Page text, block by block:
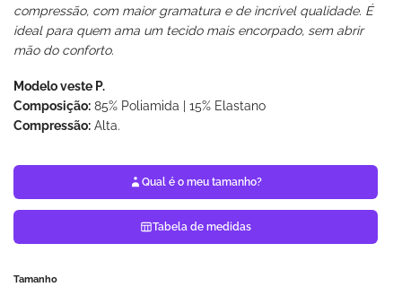
compressão, com maior gramatura e de incrível qualidade. É
ideal para quem ama um tecido mais encorpado, sem abrir
mão do conforto.
Modelo veste P.
Composição: 85% Poliamida | 15% Elastano
Compressão: Alta.
Qual é o meu tamanho?
Tabela de medidas
Tamanho